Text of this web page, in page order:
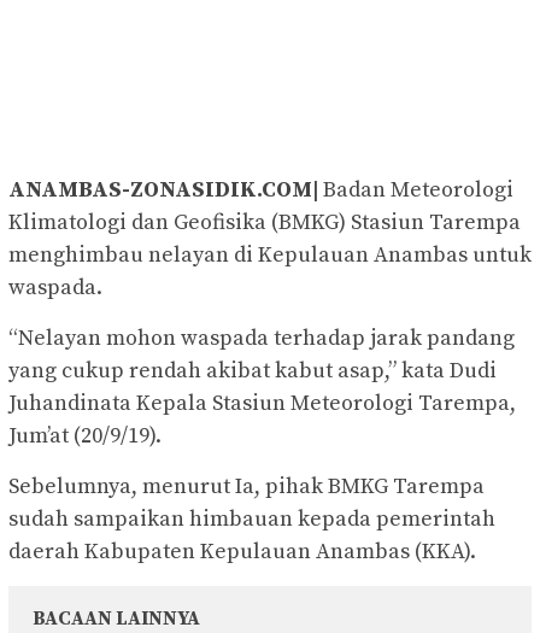
ANAMBAS-ZONASIDIK.COM| Badan Meteorologi
Klimatologi dan Geofisika (BMKG) Stasiun Tarempa
menghimbau nelayan di Kepulauan Anambas untuk
waspada.
“Nelayan mohon waspada terhadap jarak pandang
yang cukup rendah akibat kabut asap,” kata Dudi
Juhandinata Kepala Stasiun Meteorologi Tarempa,
Jum’at (20/9/19).
Sebelumnya, menurut Ia, pihak BMKG Tarempa
sudah sampaikan himbauan kepada pemerintah
daerah Kabupaten Kepulauan Anambas (KKA).
BACAAN LAINNYA